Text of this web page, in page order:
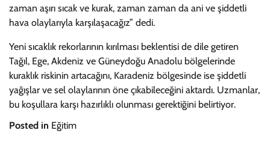
zaman aşırı sıcak ve kurak, zaman zaman da ani ve şiddetli
hava olaylarıyla karşılaşacağız” dedi.
Yeni sıcaklık rekorlarının kırılması beklentisi de dile getiren
Tağıl, Ege, Akdeniz ve Güneydoğu Anadolu bölgelerinde
kuraklık riskinin artacağını, Karadeniz bölgesinde ise şiddetli
yağışlar ve sel olaylarının öne çıkabileceğini aktardı. Uzmanlar,
bu koşullara karşı hazırlıklı olunması gerektiğini belirtiyor.
Posted in Eğitim